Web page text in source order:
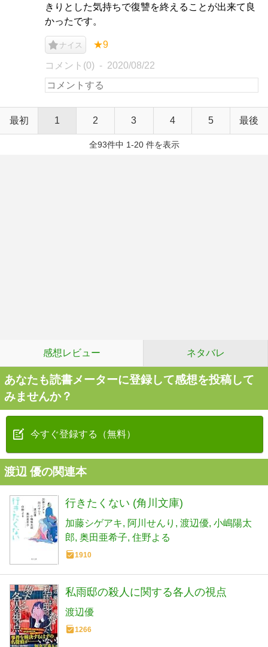
きりとした気持ちで復讐を終えることが出来て良
かったです。
ナイス ★9
コメント(0) 2020/08/22
最初 1 2 3 4 5 最後
全93件中 1-20 件を表示
感想レビュー ネタバレ
あなたも読書メーターに登録して感想を投稿して
みませんか？
今すぐ登録する（無料）
渡辺 優の関連本
行きたくない (角川文庫)
加藤シゲアキ 阿川せんり 渡辺優 小嶋陽太
郎 奥田亜希子 住野よる
1910
私雨邸の殺人に関する各人の視点
渡辺優
1266